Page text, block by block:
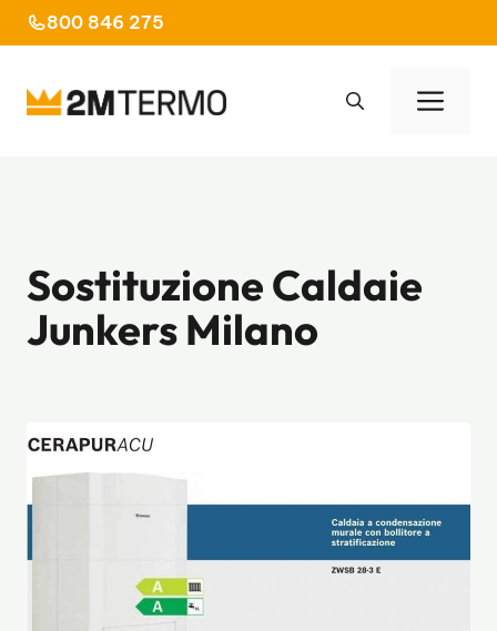
al
800 846 275
Sostituzione Caldaie
Junkers Milano